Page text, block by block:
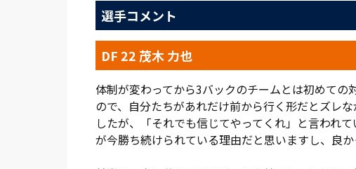
好機が続くが追加点が入らない、もどかしい展開
通し、サンデーがGKとの1対1を迎えたが、シュ
井、和田を投入。宮沢監督は、運動量の改善に加
れる選手をピッチに送り出した。
終了間際には、セットプレーで相手選手と交錯し
が緊急出場を果たすアクシデントが発生。目安6分
が、最後は、相手FKを加藤がキャッチして試合終了
選手コメント
DF 22 茂木 力也
体制が変わってから3バックのチームとは初めて
ので、自分たちがあれだけ前から行く形だとズレ
したが、「それでも信じてやってくれ」と言われ
が今勝ち続けられている理由だと思いますし、良か